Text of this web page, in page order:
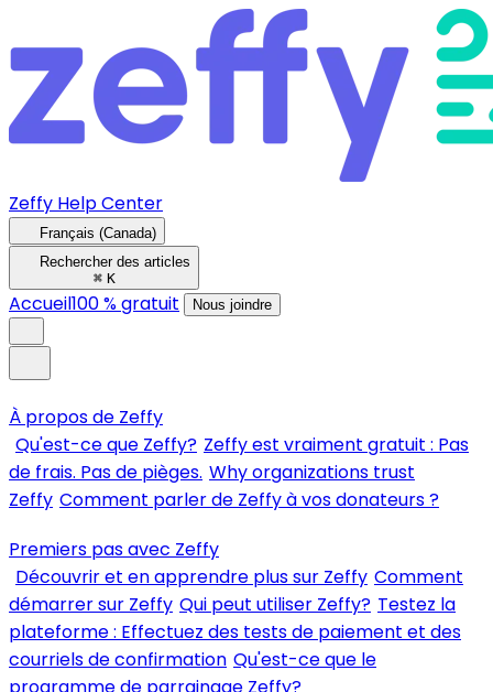
Zeffy Help Center
Français (Canada)
Rechercher des articles
⌘ K
Accueil100 % gratuit Nous joindre
À propos de Zeffy
Qu'est-ce que Zeffy? Zeffy est vraiment gratuit : Pas
de frais. Pas de pièges. Why organizations trust
Zeffy Comment parler de Zeffy à vos donateurs ?
Premiers pas avec Zeffy
Découvrir et en apprendre plus sur Zeffy Comment
démarrer sur Zeffy Qui peut utiliser Zeffy? Testez la
plateforme : Effectuez des tests de paiement et des
courriels de confirmation Qu'est-ce que le